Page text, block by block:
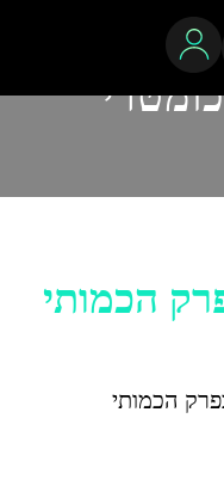
הכמותי
הכמותי